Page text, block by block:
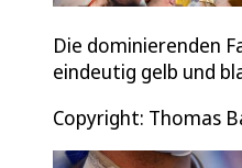
Die dominierenden
eindeutig gelb und
Copyright: Thomas